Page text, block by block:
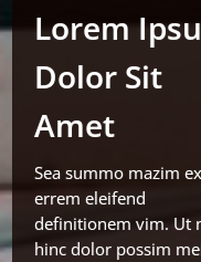
Lorem
Dolor Sit
Amet
Sea summo mazim
errem eleifend
definitionem vim. Ut
hinc dolor possim